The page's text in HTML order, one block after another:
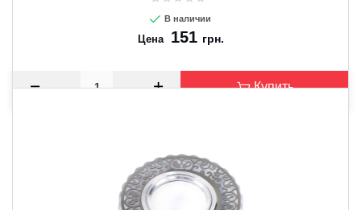
В наличии
Цена 151 грн.
Купить